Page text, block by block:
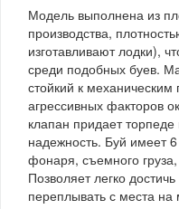
Модель выполнена из
производства,
изготавливают лодки),
среди подобных буев.
стойкий к
агрессивных факторов
клапан придает торпеде
надежность. Буй имеет
фонаря, съемного
Позволяет легко
переплывать с места на